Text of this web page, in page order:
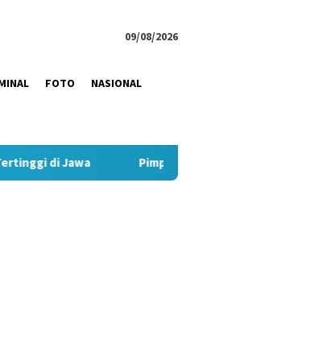
09/08/2026
FOTO NASIONAL
Pimpin Strategi Komunikasi JNE, Kurnia Nugraha